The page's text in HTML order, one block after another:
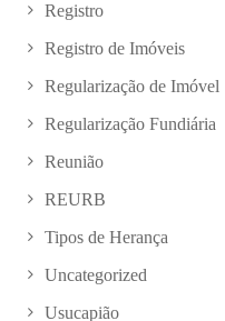
Registro
Registro de Imóveis
Regularização de Imóvel
Regularização Fundiária
Reunião
REURB
Tipos de Herança
Uncategorized
Usucapião